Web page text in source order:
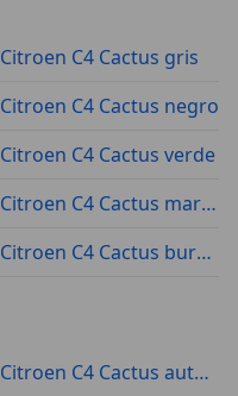
Citroen C4 Cactus gris
Citroen C4 Cactus negro
Citroen C4 Cactus verde
Citroen C4 Cactus marrón
Citroen C4 Cactus burdeos
Citroen C4 Cactus automático